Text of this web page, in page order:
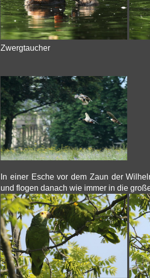
Zwergtaucher
In einer Esche vor dem Zaun der
und flogen danach wie immer in die